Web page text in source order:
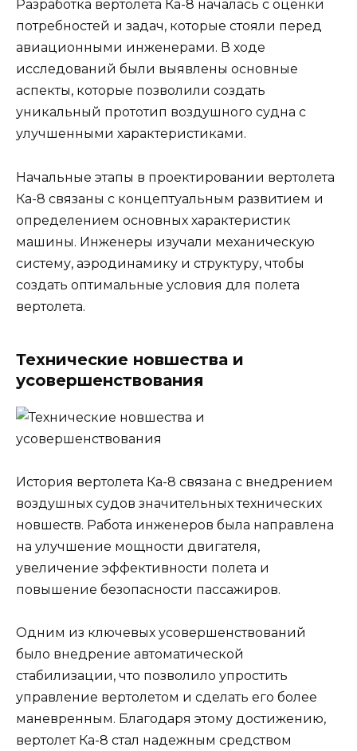
Разработка вертолета Ка-8 началась с оценки
потребностей и задач, которые стояли перед
авиационными инженерами. В ходе
исследований были выявлены основные
аспекты, которые позволили создать
уникальный прототип воздушного судна с
улучшенными характеристиками.
Начальные этапы в проектировании вертолета
Ка-8 связаны с концептуальным развитием и
определением основных характеристик
машины. Инженеры изучали механическую
систему, аэродинамику и структуру, чтобы
создать оптимальные условия для полета
вертолета.
Технические новшества и
усовершенствования
История вертолета Ка-8 связана с внедрением
воздушных судов значительных технических
новшеств. Работа инженеров была направлена
на улучшение мощности двигателя,
увеличение эффективности полета и
повышение безопасности пассажиров.
Одним из ключевых усовершенствований
было внедрение автоматической
стабилизации, что позволило упростить
управление вертолетом и сделать его более
маневренным. Благодаря этому достижению,
вертолет Ка-8 стал надежным средством